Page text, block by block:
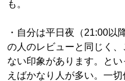
も。
・自分は平日夜（21:00以
の人のレビューと同じく
ない印象があります。と
えばかなり人が多い。一